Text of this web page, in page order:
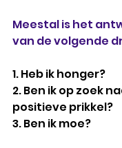
Meestal is het
van de volgende
1. Heb ik honger?
2. Ben ik op zoek
positieve prikkel?
3. Ben ik moe?